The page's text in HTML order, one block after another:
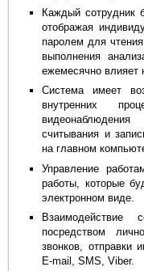
Каждый сотрудник
отображая
паролем для
выполнения
ежемесячно влияет
Система имеет
внутренних
считывания и
на главном
Управление
работы, которые
электронном виде.
Взаимодействие
посредством
звонков, отправки
E-mail, SMS, Viber.